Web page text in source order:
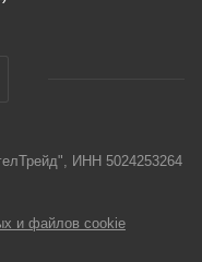
ИНН 5024253264
и файлов cookie